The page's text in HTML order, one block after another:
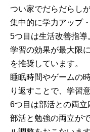
つい家でだらだらし
集中的に学力アップ
5つ目は生活改善指導
学習の効果が最大限
を推奨しています。
睡眠時間やゲームの
り返すことで、学習
6つ目は部活との両立
部活と勉強の両立が